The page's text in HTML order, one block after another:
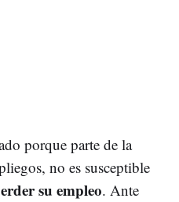
porque parte de la
no es susceptible
su empleo. Ante